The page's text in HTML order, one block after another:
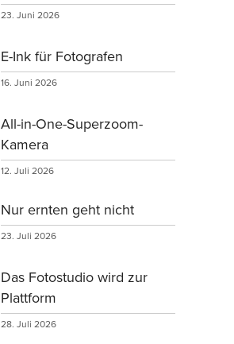
23. Juni 2026
E-Ink für Fotografen
16. Juni 2026
All-in-One-Superzoom-
Kamera
12. Juli 2026
Nur ernten geht nicht
23. Juli 2026
Das Fotostudio wird zur
Plattform
28. Juli 2026